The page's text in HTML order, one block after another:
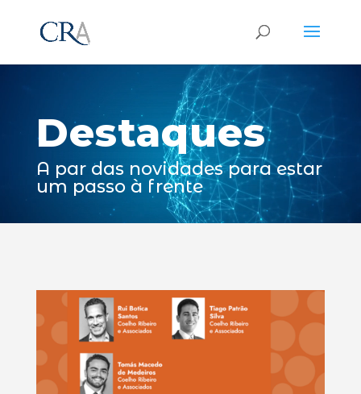
Destaques
A par das novidades para estar
um passo à frente